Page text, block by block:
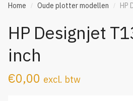
Home / Oude plotter modellen / HP
HP Designjet
inch
€0,00 excl. btw